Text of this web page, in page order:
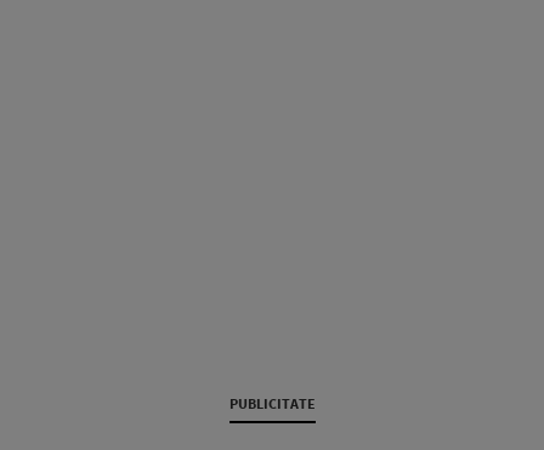
PUBLICITATE